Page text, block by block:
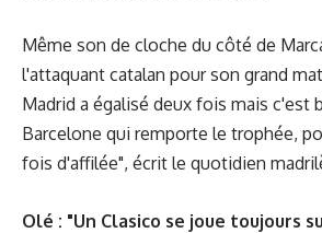
Même son de cloche du côté de
l'attaquant catalan pour son grand
Madrid a égalisé deux fois mais c'est
Barcelone qui remporte le trophée,
fois d'affilée", écrit le quotidien
Olé : "Un Clasico se joue toujours